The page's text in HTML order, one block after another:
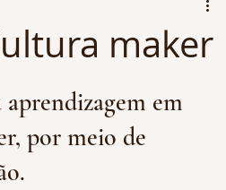
Formação de professores
maker
em
por meio de